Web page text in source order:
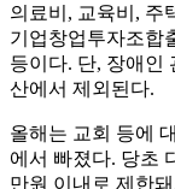
의료비, 교육비, 주
기업창업투자조합
등이다. 단, 장애인
산에서 제외된다.
올해는 교회 등에
에서 빠졌다. 당초
만원 이내로 제한